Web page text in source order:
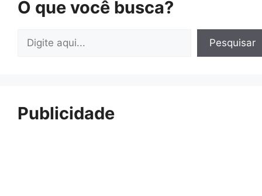
O que você busca?
Pesquisar
Publicidade